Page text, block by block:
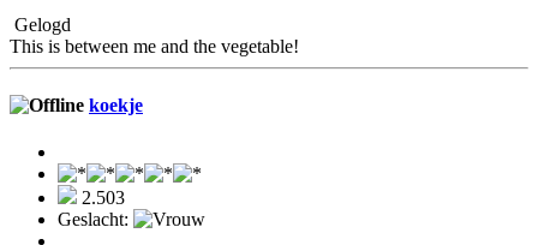
Gelogd
This is between me and the vegetable!
koekje
2.503
Geslacht: